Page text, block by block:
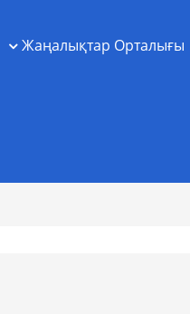
Жаңалықтар Орталығы